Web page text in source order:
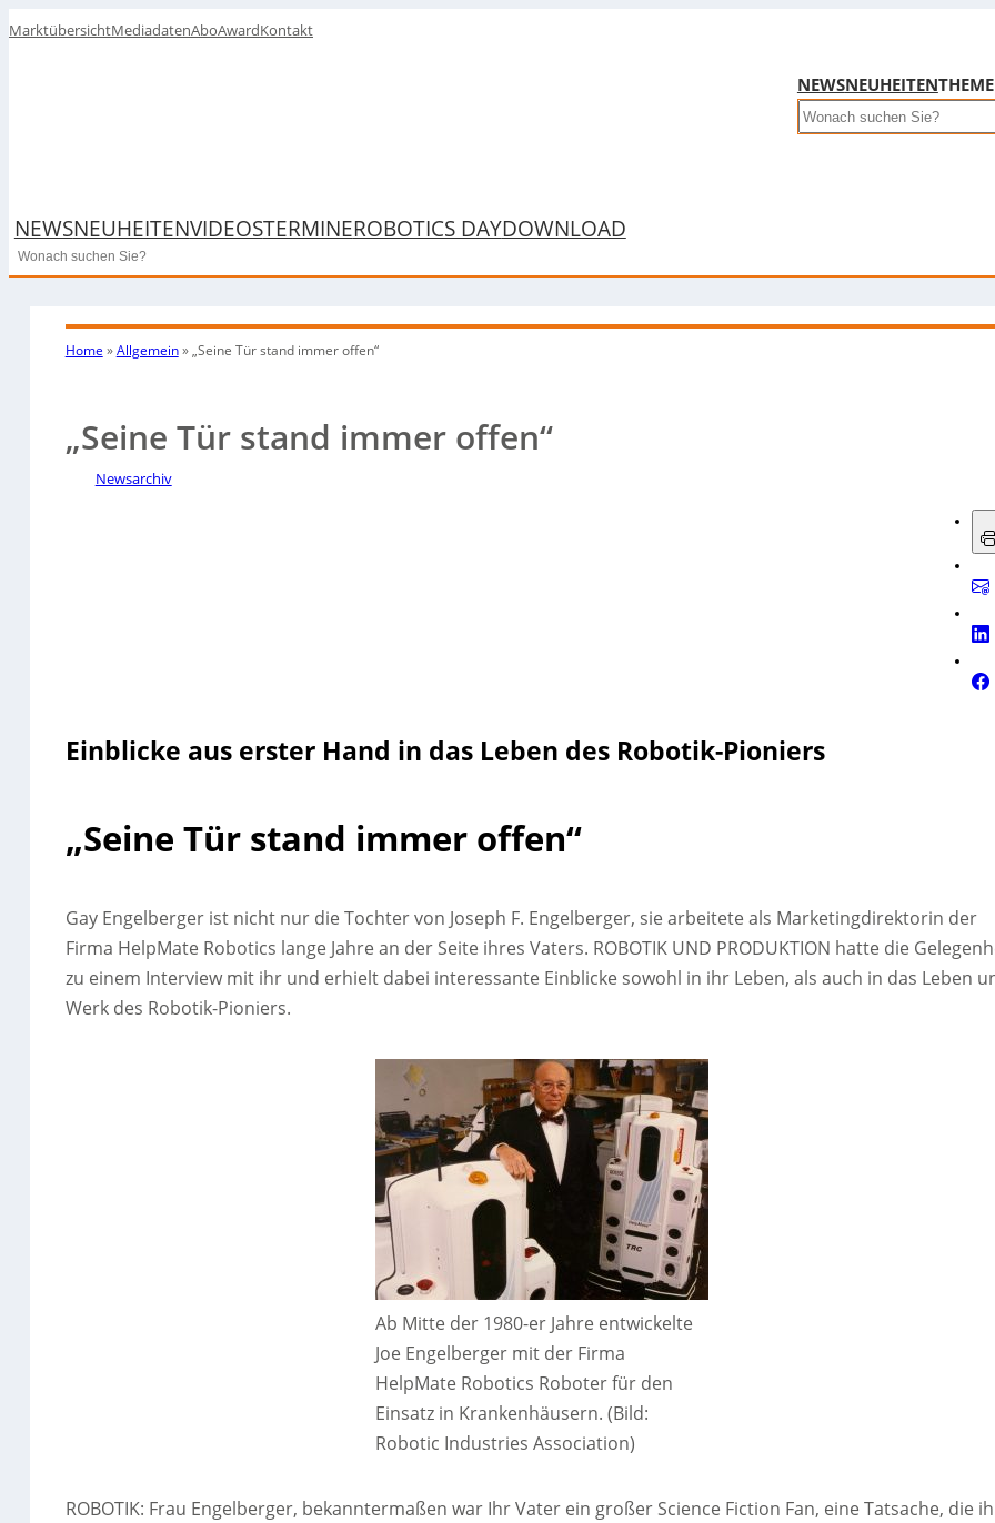
MarktübersichtMediadatenAboAwardKontakt
NEWSNEUHEITEN
Search
NEWSNEUHEITENVIDEOSTERMINEROBOTICS DAYDOWNLOAD
Search
Home »Allgemein»„Seine Tür stand immer offen“
„Seine Tür stand immer offen“
Newsarchiv
Einblicke aus erster Hand in das Leben des Robotik-Pioniers
„Seine Tür stand immer offen“
Gay Engelberger ist nicht nur die Tochter von Joseph F. Engelberger, sie arbeitete als Marketingdirektorin der
Firma HelpMate Robotics lange Jahre an der Seite ihres Vaters. ROBOTIK UND PRODUKTION hatte die
zu einem Interview mit ihr und erhielt dabei interessante Einblicke sowohl in ihr Leben, als auch in das Leben
Werk des Robotik-Pioniers.
Ab Mitte der 1980-er Jahre entwickelte
Joe Engelberger mit der Firma
HelpMate Robotics Roboter für den
Einsatz in Krankenhäusern. (Bild:
Robotic Industries Association)
ROBOTIK: Frau Engelberger, bekanntermaßen war Ihr Vater ein großer Science Fiction Fan, eine Tatsache, die